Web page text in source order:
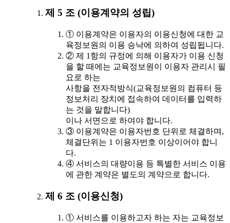
제 5 조 (이용계약의 성립)
① 이용계약은 이용자의 이용신청에 대한 교
육정보원의 이용 승낙에 의하여 성립됩니다.
② 제 1항의 규정에 의해 이용자가 이용 신청
을 할 때에는 교육정보원이 이용자 관리시 필
요로 하는
사항을 전자적방식(교육정보원의 컴퓨터 등
정보처리 장치에 접속하여 데이터를 입력하
는 것을 말합니다)
이나 서면으로 하여야 합니다.
③ 이용계약은 이용자번호 단위로 체결하며,
체결단위는 1 이용자번호 이상이어야 합니
다.
④ 서비스의 대량이용 등 특별한 서비스 이용
에 관한 계약은 별도의 계약으로 합니다.
제 6 조 (이용신청)
① 서비스를 이용하고자 하는 자는 교육정보